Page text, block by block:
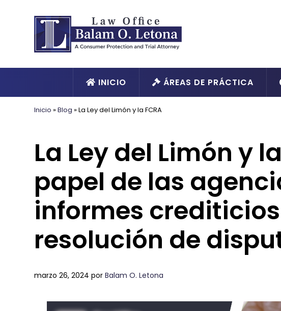
INICIO ÁREAS DE PRÁCTICA
Inicio »Blog »La Ley del Limón y la FCRA
La Ley del Limón y
papel de las
informes
resolución de
marzo 26, 2024 porBalam O. Letona